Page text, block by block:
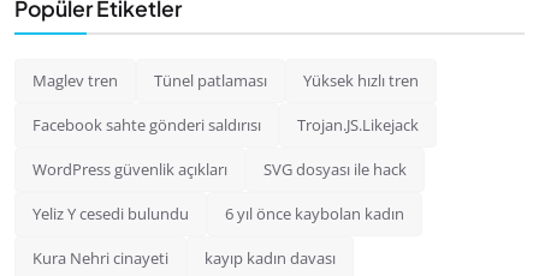
Popüler Etiketler
Maglev tren Tünel patlaması Yüksek hızlı tren
Facebook sahte gönderi saldırısı Trojan.JS.Likejack
WordPress güvenlik açıkları SVG dosyası ile hack
Yeliz Y cesedi bulundu 6 yıl önce kaybolan kadın
Kura Nehri cinayeti kayıp kadın davası